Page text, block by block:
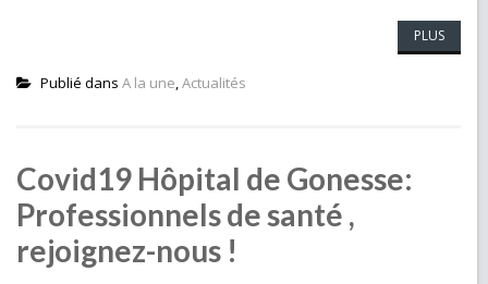
PLUS
Publié dans A la une,Actualités
Covid19 Hôpital de Gonesse:
Professionnels de santé ,
rejoignez-nous !